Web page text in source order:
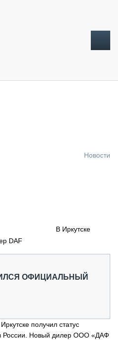
Новости
В Иркутске
DAF
ОФИЦИАЛЬНЫЙ
получил статус
России. Новый дилер ООО «ДАФ